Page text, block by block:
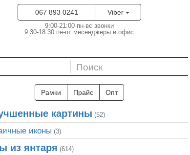
067 893 0241 Viber
9:00-21:00 пн-вс звонки
9:30-18:30 пн-пт месенджеры и офис
Рамки Прайс Опт
картины (52)
иконы (3)
из янтаря (614)